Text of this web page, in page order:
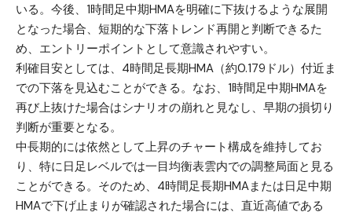
いる。今後、1時間足中期HMAを明確に下抜けるような展開
となった場合、短期的な下落トレンド再開と判断できるた
め、エントリーポイントとして意識されやすい。
利確目安としては、4時間足長期HMA（約0.179ドル）付近ま
での下落を見込むことができる。なお、1時間足中期HMAを
再び上抜けた場合はシナリオの崩れと見なし、早期の損切り
判断が重要となる。
中長期的には依然として上昇のチャート構成を維持してお
り、特に日足レベルでは一目均衡表雲内での調整局面と見る
ことができる。そのため、4時間足長期HMAまたは日足中期
HMAで下げ止まりが確認された場合には、直近高値である